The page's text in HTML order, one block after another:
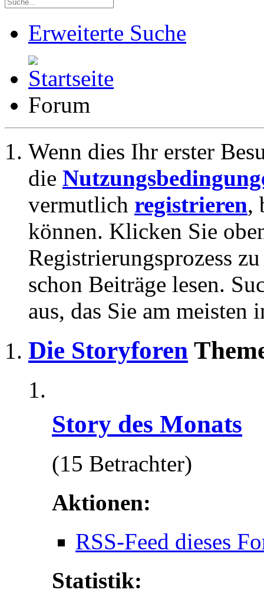
Erweiterte Suche
Forum
Wenn dies Ihr erster
die
vermutlich registrieren,
können. Klicken Sie
Registrierungsprozess
schon Beiträge lesen.
aus, das Sie am meisten
Die Storyforen
Story des Monats
(15 Betrachter)
Aktionen:
RSS-Feed dieses
Statistik: